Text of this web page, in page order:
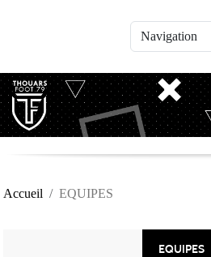
Accueil EQUIPES
EQUIPES